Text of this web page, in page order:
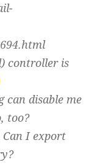
controller is
can disable me
too?
Can I export